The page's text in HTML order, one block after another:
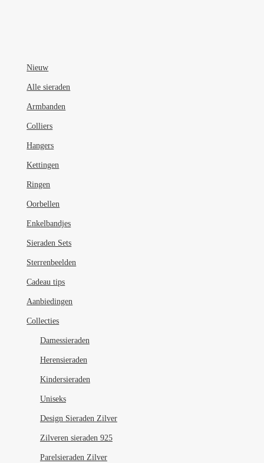
Nieuw
Alle sieraden
Armbanden
Colliers
Hangers
Kettingen
Ringen
Oorbellen
Enkelbandjes
Sieraden Sets
Sterrenbeelden
Cadeau tips
Aanbiedingen
Collecties
Damessieraden
Herensieraden
Kindersieraden
Uniseks
Design Sieraden Zilver
Zilveren sieraden 925
Parelsieraden Zilver